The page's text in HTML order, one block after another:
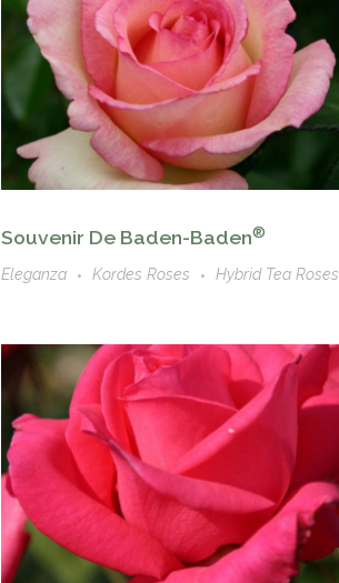
Souvenir De Baden-Baden®
Eleganza Kordes Roses Hybrid Tea Roses